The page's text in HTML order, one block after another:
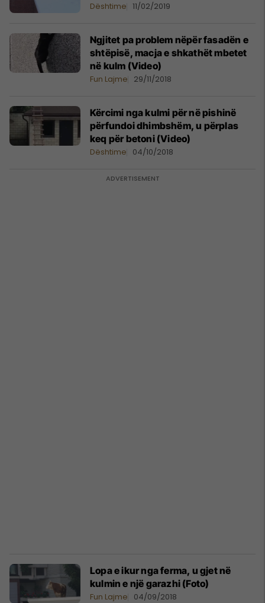
Dështime 11/02/2019
Ngjitet pa problem nëpër fasadën e
shtëpisë, macja e shkathët mbetet
në kulm (Video)
Fun Lajme 29/11/2018
Kërcimi nga kulmi për në pishinë
përfundoi dhimbshëm, u përplas
keq për betoni (Video)
Dështime 04/10/2018
Lopa e ikur nga ferma, u gjet në
kulmin e një garazhi (Foto)
Fun Lajme 04/09/2018